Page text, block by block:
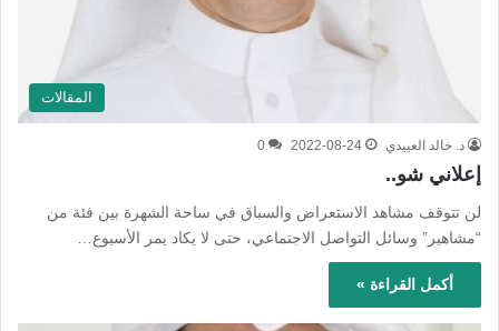
المقالات
د. خالد العييدي 2022-08-24
0
إعلاني شو..
لن تتوقف مشاهد الاستعراض والسباق في ساحة الشهرة بين فئة من
“مشاهير” وسائل التواصل الاجتماعي، حتى لا يكاد يمر الأسبوع…
أكمل القراءة »